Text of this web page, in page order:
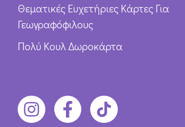
Θεματικές Ευχετήριες Κάρτες Για
Γεωγραφόφιλους
Πολύ Κουλ Δωροκάρτα